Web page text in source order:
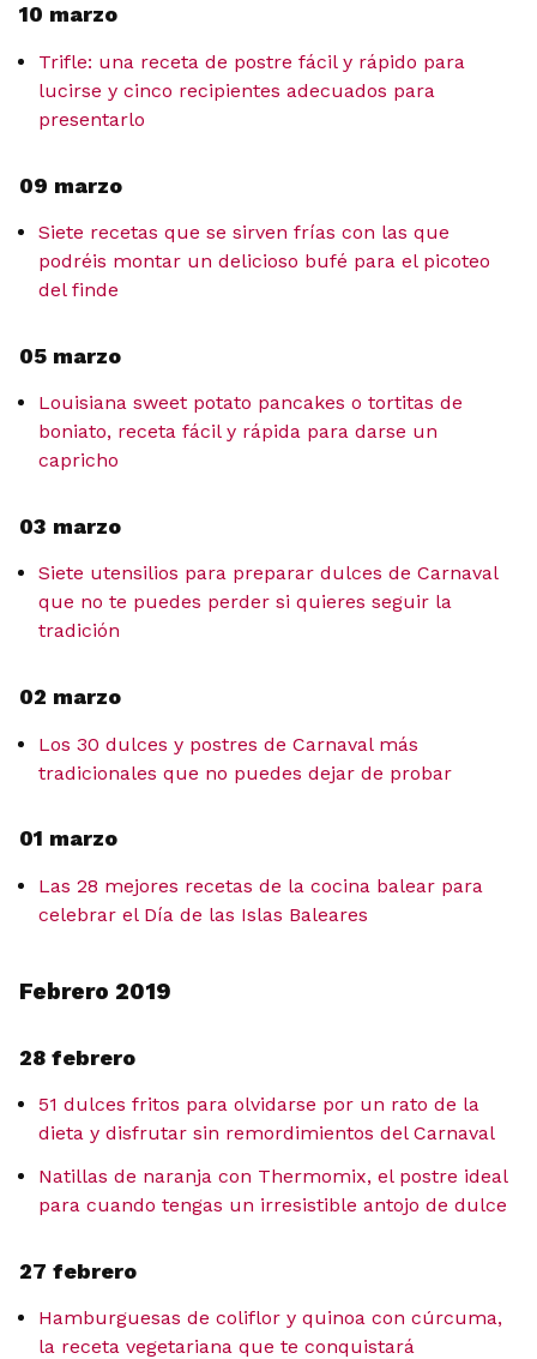
10 marzo
Trifle: una receta de postre fácil y rápido para
lucirse y cinco recipientes adecuados para
presentarlo
09 marzo
Siete recetas que se sirven frías con las que
podréis montar un delicioso bufé para el picoteo
del finde
05 marzo
Louisiana sweet potato pancakes o tortitas de
boniato, receta fácil y rápida para darse un
capricho
03 marzo
Siete utensilios para preparar dulces de Carnaval
que no te puedes perder si quieres seguir la
tradición
02 marzo
Los 30 dulces y postres de Carnaval más
tradicionales que no puedes dejar de probar
01 marzo
Las 28 mejores recetas de la cocina balear para
celebrar el Día de las Islas Baleares
Febrero 2019
28 febrero
51 dulces fritos para olvidarse por un rato de la
dieta y disfrutar sin remordimientos del Carnaval
Natillas de naranja con Thermomix, el postre ideal
para cuando tengas un irresistible antojo de dulce
27 febrero
Hamburguesas de coliflor y quinoa con cúrcuma,
la receta vegetariana que te conquistará